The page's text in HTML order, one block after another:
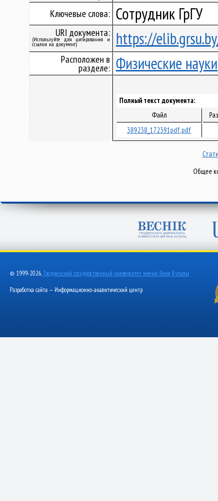
Ключевые слова: Сотрудник ГрГУ
URI документа:
(Используйте для цитирования и
ссылки на документ) https://
Расположен в
разделе: Физические науки
Полный текст документа:
Файл
389238_172391pdf.pdf
Общее
© 1999-2026, Гродненский государственный университет имени Янки Купалы
Разработка сайта — Информационно-аналитический центр